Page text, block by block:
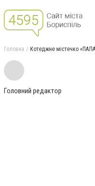
Головна Котеджне містечко
Головний редактор